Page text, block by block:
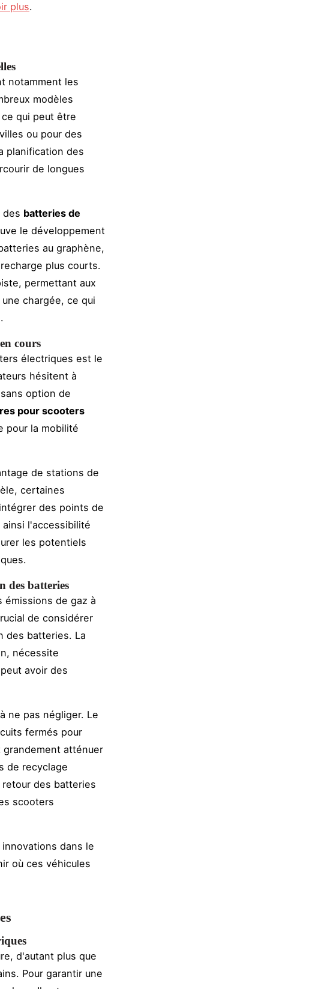
plus.
notamment les
modèles
qui peut être
ou pour des
planification des
de longues
des batteries de
le développement
au graphène,
plus courts.
permettant aux
chargée, ce qui
cours
électriques est le
hésitent à
option de
pour scooters
pour la mobilité
de stations de
certaines
des points de
l'accessibilité
les potentiels
des batteries
de gaz à
de considérer
des batteries. La
nécessite
avoir des
ne pas négliger. Le
fermés pour
atténuer
de recyclage
des batteries
scooters
dans le
où ces véhicules
d'autant plus que
Pour garantir une